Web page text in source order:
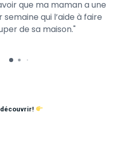
que ma maman a une
qui l’aide à faire
de sa maison.
découvrir!